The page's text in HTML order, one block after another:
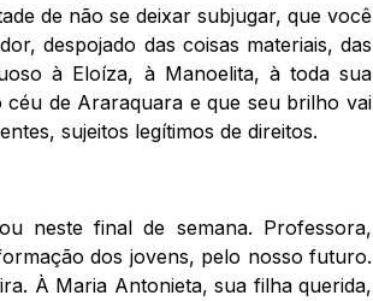
de não se deixar subjugar, que você
despojado das coisas materiais, das
à Eloíza, à Manoelita, à toda sua
de Araraquara e que seu brilho vai
sujeitos legítimos de direitos.
neste final de semana. Professora,
dos jovens, pelo nosso futuro.
À Maria Antonieta, sua filha querida,